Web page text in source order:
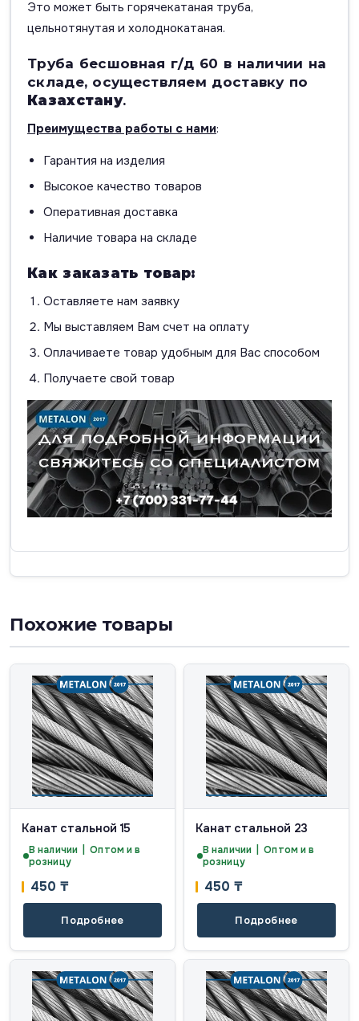
Это может быть горячекатаная труба,
цельнотянутая и холоднокатаная.
Труба бесшовная г/д 60 в наличии на
складе, осуществляем доставку по
Казахстану.
Преимущества работы с нами:
Гарантия на изделия
Высокое качество товаров
Оперативная доставка
Наличие товара на складе
Как заказать товар:
Оставляете нам заявку
Мы выставляем Вам счет на оплату
Оплачиваете товар удобным для Вас способом
Получаете свой товар
Похожие товары
Канат стальной 15
В наличии | Оптом и в
розницу
450 ₸
Подробнее
Канат стальной 23
В наличии | Оптом и в
розницу
450 ₸
Подробнее